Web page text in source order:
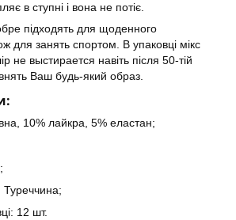
в ступні і вона не потіє.
підходять для щоденного
для занять спортом. В упаковці мікс
не выстирается навіть після 50-тій
Ваш будь-який образ.
10% лайкра, 5% еластан;
Туреччина;
12 шт.